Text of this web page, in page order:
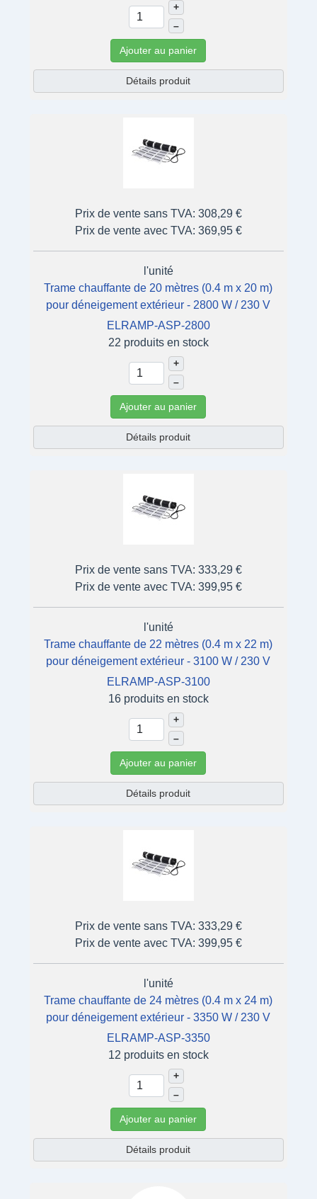
+
–
Ajouter au panier
Détails produit
Prix de vente sans TVA: 308,29 €
Prix de vente avec TVA: 369,95 €
l'unité
Trame chauffante de 20 mètres (0.4 m x 20 m)
pour déneigement extérieur - 2800 W / 230 V
ELRAMP-ASP-2800
22 produits en stock
+
–
Ajouter au panier
Détails produit
Prix de vente sans TVA: 333,29 €
Prix de vente avec TVA: 399,95 €
l'unité
Trame chauffante de 22 mètres (0.4 m x 22 m)
pour déneigement extérieur - 3100 W / 230 V
ELRAMP-ASP-3100
16 produits en stock
+
–
Ajouter au panier
Détails produit
Prix de vente sans TVA: 333,29 €
Prix de vente avec TVA: 399,95 €
l'unité
Trame chauffante de 24 mètres (0.4 m x 24 m)
pour déneigement extérieur - 3350 W / 230 V
ELRAMP-ASP-3350
12 produits en stock
+
–
Ajouter au panier
Détails produit